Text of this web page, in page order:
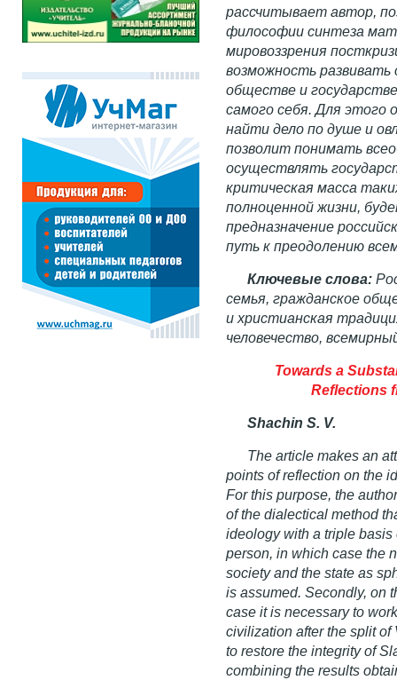
рассчитывает автор,
философии синтеза
мировоззрения
возможность
обществе и
самого себя. Для этого
найти дело по душе и
позволит понимать
осуществлять
критическая масса
полноценной жизни,
предназначение
путь к преодолению
Ключевые слова:
семья, гражданское
и христианская
человечество,
Towards a
Reflections
Shachin S. V.
The article makes an
points of reflection on the
For this purpose, the
of the dialectical method
ideology with a triple basis
person,in which case the
society and the state as
is assumed. Secondly, on
case it is necessary to
civilization after the split
to restore the integrity of
combining the results